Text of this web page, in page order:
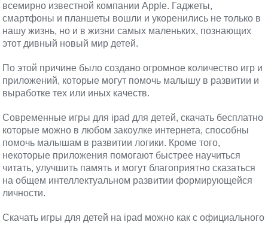
всемирно известной компании Apple. Гаджеты,
смартфоны и планшеты вошли и укоренились не только в
нашу жизнь, но и в жизни самых маленьких, познающих
этот дивный новый мир детей.
По этой причине было создано огромное количество игр и
приложений, которые могут помочь малышу в развитии и
выработке тех или иных качеств.
Современные игры для ipad для детей, скачать бесплатно
которые можно в любом закоулке интернета, способны
помочь малышам в развитии логики. Кроме того,
некоторые приложения помогают быстрее научиться
читать, улучшить память и могут благоприятно сказаться
на общем интеллектуальном развитии формирующейся
личности.
Скачать игры для детей на ipad можно как с официального